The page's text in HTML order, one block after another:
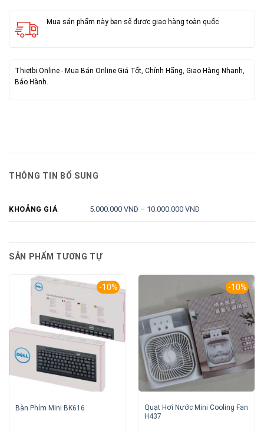
Mua sản phẩm này bạn sẽ được giao hàng toàn quốc
Thietbi.Online - Mua Bán Online Giá Tốt, Chính Hãng, Giao Hàng Nhanh,
Bảo Hành.
THÔNG TIN BỔ SUNG
KHOẢNG GIÁ 5.000.000 VNĐ – 10.000.000 VNĐ
SẢN PHẨM TƯƠNG TỰ
-10%
Bàn Phím Mini BK616
-10%
Quạt Hơi Nước Mini Cooling Fan
H437